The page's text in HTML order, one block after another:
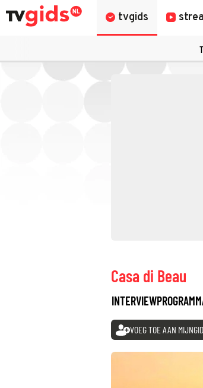
tvgids
Casa di Beau
VOEG TOE AAN